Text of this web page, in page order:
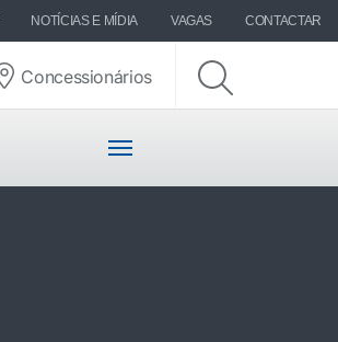
NOTÍCIAS E MÍDIA VAGAS CONTACTAR
Concessionários